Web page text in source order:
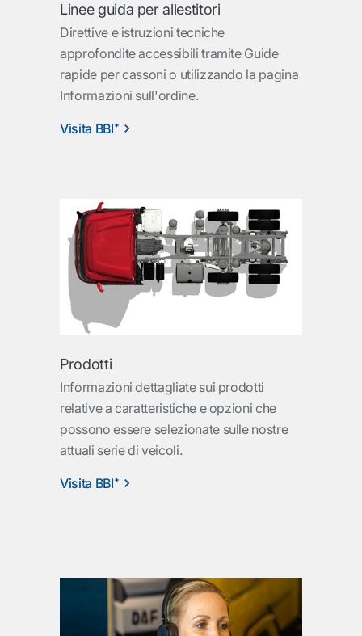
Linee guida per allestitori
Direttive e istruzioni tecniche
approfondite accessibili tramite Guide
rapide per cassoni o utilizzando la pagina
Informazioni sull'ordine.
Visita BBI⁺
Prodotti
Informazioni dettagliate sui prodotti
relative a caratteristiche e opzioni che
possono essere selezionate sulle nostre
attuali serie di veicoli.
Visita BBI⁺